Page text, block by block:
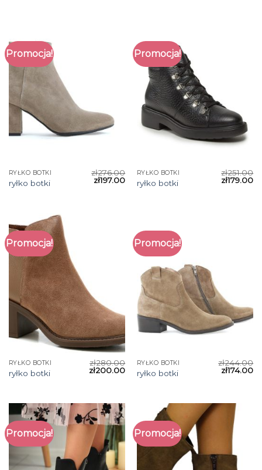
Promocja!
RYŁKO BOTKI
ryłko botki
zł276.00
zł197.00
Promocja!
RYŁKO BOTKI
ryłko botki
zł251.00
zł179.00
Promocja!
RYŁKO BOTKI
ryłko botki
zł280.00
zł200.00
Promocja!
RYŁKO BOTKI
ryłko botki
zł244.00
zł174.00
Promocja! Promocja!